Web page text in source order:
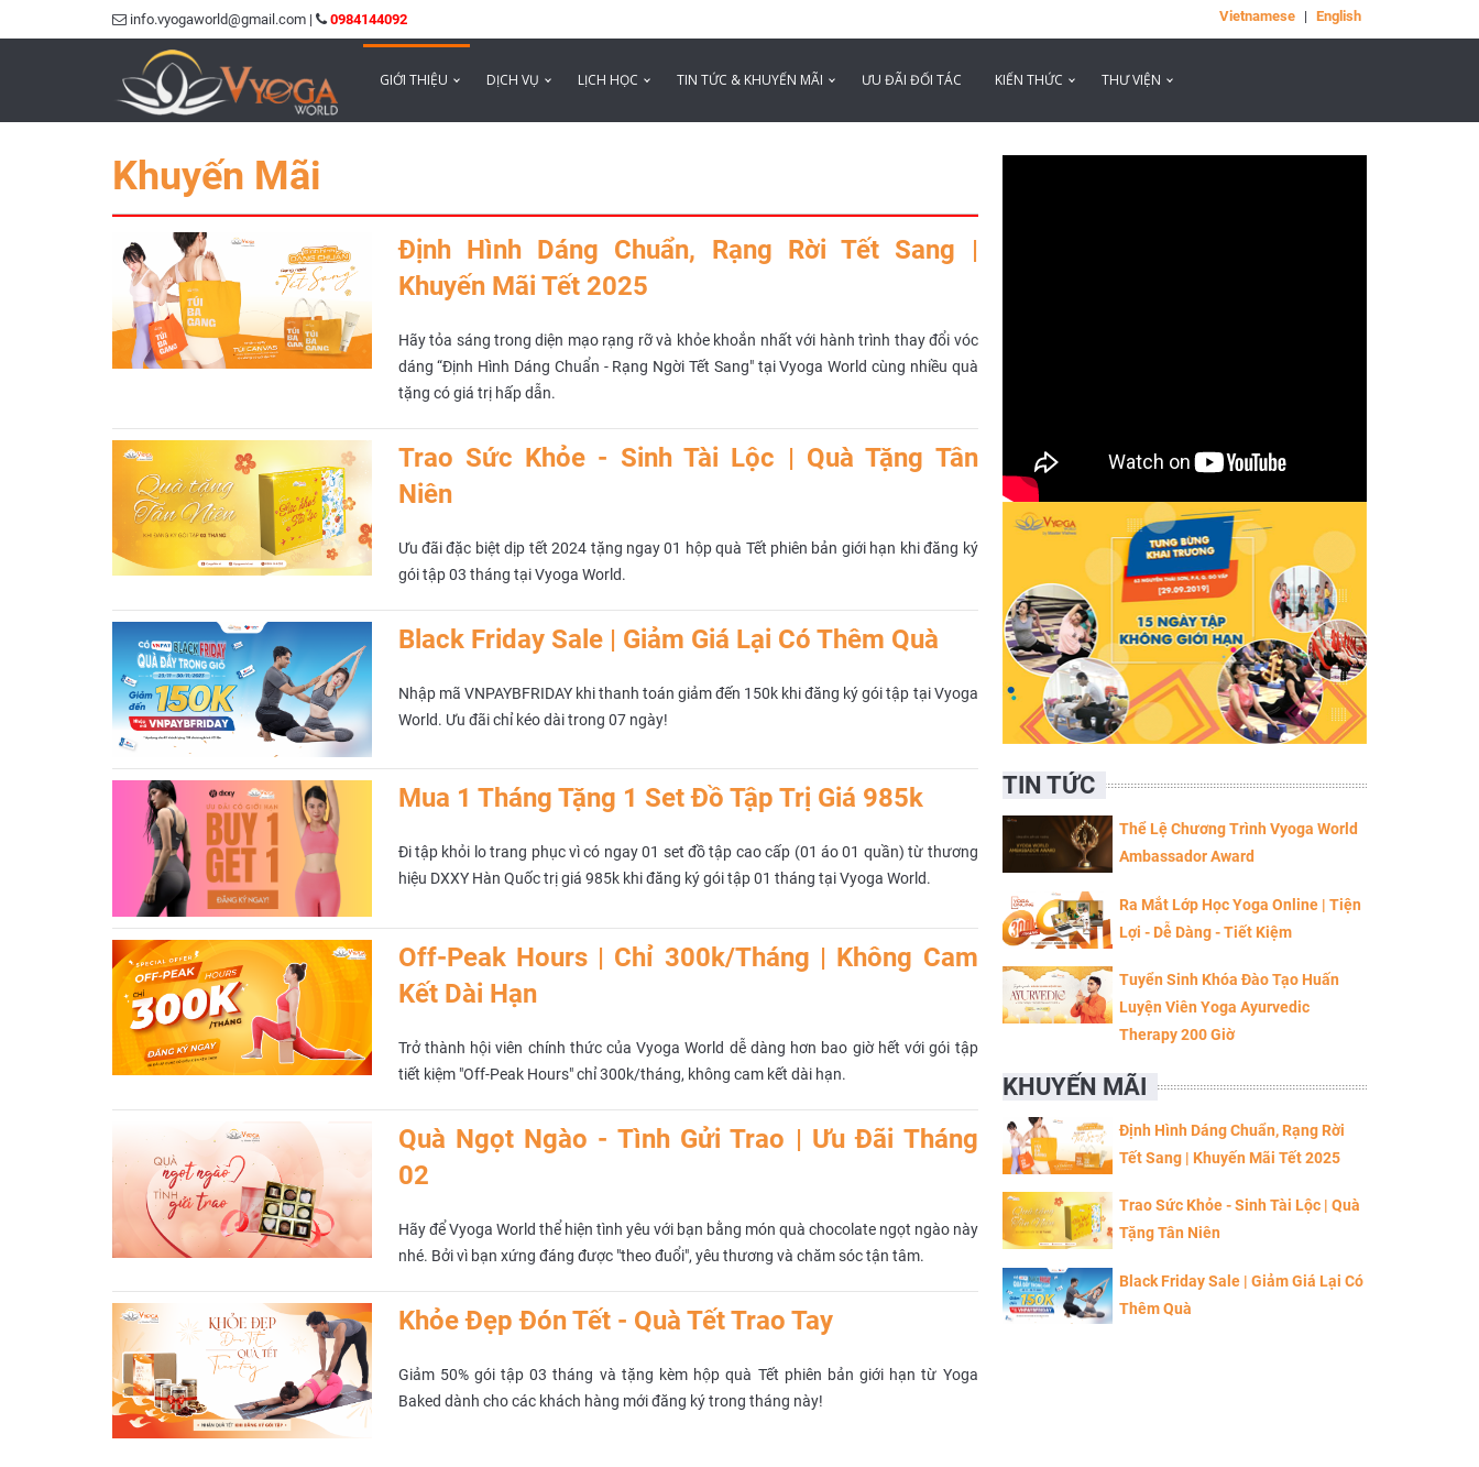
info.vyogaworld@gmail.com | 0984144092 Vietnamese | English
GIỚI THIỆU DỊCH VỤ LỊCH HỌC TIN TỨC & KHUYẾN MÃI ƯU ĐÃI ĐỐI TÁC KIẾN THỨC THƯ VIỆN
Khuyến Mãi
Định Hình Dáng Chuẩn, Rạng Rời Tết Sang |
Khuyến Mãi Tết 2025
Hãy tỏa sáng trong diện mạo rạng rỡ và khỏe khoắn nhất với hành trình thay đổi vóc
dáng “Định Hình Dáng Chuẩn - Rạng Ngời Tết Sang" tại Vyoga World cùng nhiều quà
tặng có giá trị hấp dẫn.
Trao Sức Khỏe - Sinh Tài Lộc | Quà Tặng Tân
Niên
Ưu đãi đặc biệt dịp tết 2024 tặng ngay 01 hộp quà Tết phiên bản giới hạn khi đăng ký
gói tập 03 tháng tại Vyoga World.
Black Friday Sale | Giảm Giá Lại Có Thêm Quà
Nhập mã VNPAYBFRIDAY khi thanh toán giảm đến 150k khi đăng ký gói tập tại Vyoga
World. Ưu đãi chỉ kéo dài trong 07 ngày!
Mua 1 Tháng Tặng 1 Set Đồ Tập Trị Giá 985k
Đi tập khỏi lo trang phục vì có ngay 01 set đồ tập cao cấp (01 áo 01 quần) từ thương
hiệu DXXY Hàn Quốc trị giá 985k khi đăng ký gói tập 01 tháng tại Vyoga World.
Off-Peak Hours | Chỉ 300k/Tháng | Không Cam
Kết Dài Hạn
Trở thành hội viên chính thức của Vyoga World dễ dàng hơn bao giờ hết với gói tập
tiết kiệm "Off-Peak Hours" chỉ 300k/tháng, không cam kết dài hạn.
Quà Ngọt Ngào - Tình Gửi Trao | Ưu Đãi Tháng
02
Hãy để Vyoga World thể hiện tình yêu với bạn bằng món quà chocolate ngọt ngào này
nhé. Bởi vì bạn xứng đáng được "theo đuổi", yêu thương và chăm sóc tận tâm.
Khỏe Đẹp Đón Tết - Quà Tết Trao Tay
Giảm 50% gói tập 03 tháng và tặng kèm hộp quà Tết phiên bản giới hạn từ Yoga
Baked dành cho các khách hàng mới đăng ký trong tháng này!
TIN TỨC
Thể Lệ Chương Trình Vyoga World
Ambassador Award
Ra Mắt Lớp Học Yoga Online | Tiện
Lợi - Dễ Dàng - Tiết Kiệm
Tuyển Sinh Khóa Đào Tạo Huấn
Luyện Viên Yoga Ayurvedic
Therapy 200 Giờ
KHUYẾN MÃI
Định Hình Dáng Chuẩn, Rạng Rời
Tết Sang | Khuyến Mãi Tết 2025
Trao Sức Khỏe - Sinh Tài Lộc | Quà
Tặng Tân Niên
Black Friday Sale | Giảm Giá Lại Có
Thêm Quà